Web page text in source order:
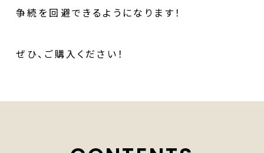
争続を回避できるようになります！
ぜひ、ご購入ください！